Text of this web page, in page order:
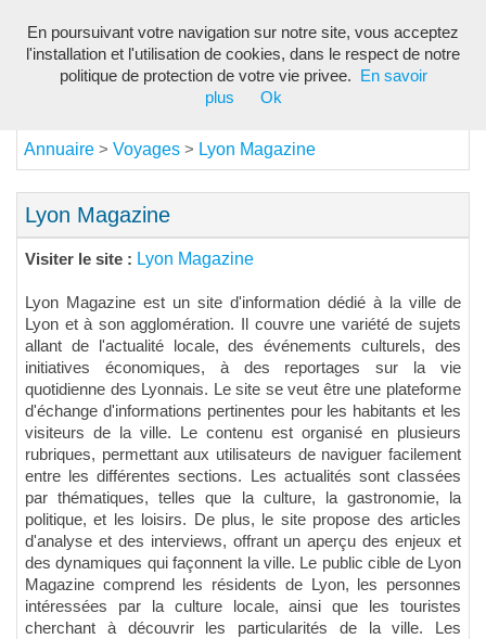
Annuaire > Voyages > Lyon Magazine
Lyon Magazine
Visiter le site : Lyon Magazine
Lyon Magazine est un site d'information dédié à la ville de
Lyon et à son agglomération. Il couvre une variété de sujets
allant de l'actualité locale, des événements culturels, des
initiatives économiques, à des reportages sur la vie
quotidienne des Lyonnais. Le site se veut être une plateforme
d'échange d'informations pertinentes pour les habitants et les
visiteurs de la ville. Le contenu est organisé en plusieurs
rubriques, permettant aux utilisateurs de naviguer facilement
entre les différentes sections. Les actualités sont classées
par thématiques, telles que la culture, la gastronomie, la
politique, et les loisirs. De plus, le site propose des articles
d'analyse et des interviews, offrant un aperçu des enjeux et
des dynamiques qui façonnent la ville. Le public cible de Lyon
Magazine comprend les résidents de Lyon, les personnes
intéressées par la culture locale, ainsi que les touristes
cherchant à découvrir les particularités de la ville. Les
En poursuivant votre navigation sur notre site, vous acceptez
l'installation et l'utilisation de cookies, dans le respect de notre
politique de protection de votre vie privee.
En savoir
plus
Ok